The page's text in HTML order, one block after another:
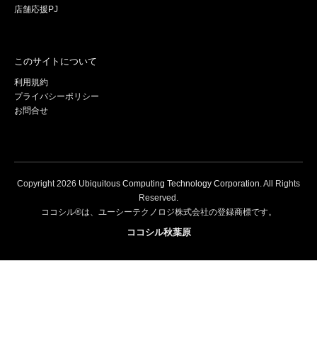
店舗応援PJ
このサイトについて
利用規約
プライバシーポリシー
お問合せ
Copyright2026 Ubiquitous Computing Technology Corporation. All Rights
Reserved.
ココシル®は、ユーシーテクノロジ株式会社の登録商標です。
ココシル秋葉原